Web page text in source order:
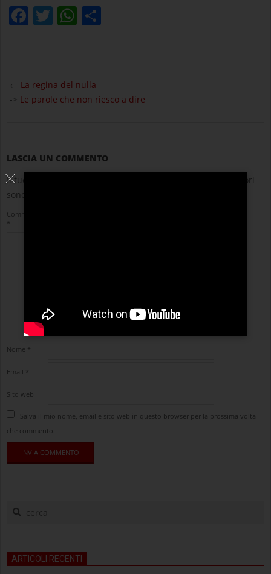
Facebook
TwitterWhatsApp
03-
24
← La regina del nulla
-> Le parole che non riesco a dire
LASCIA UN COMMENTO
Il tuo indirizzo email non sarà pubblicato.
I campi obbligatori
sono contrassegnati
Commento
*
Nome *
Email *
Sito web
Salva il mio nome, email e sito web in questo browser per la prossima volta
che commento.
cerca
ARTICOLI RECENTI